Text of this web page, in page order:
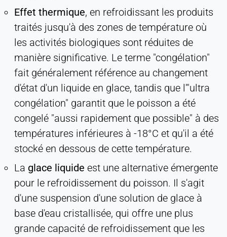
Effet thermique, en refroidissant les produits
traités jusqu'à des zones de température où
les activités biologiques sont réduites de
manière significative. Le terme "congélation"
fait généralement référence au changement
d'état d'un liquide en glace, tandis que l'"ultra
congélation" garantit que le poisson a été
congelé "aussi rapidement que possible" à des
températures inférieures à -18°C et qu'il a été
stocké en dessous de cette température.
La glace liquide est une alternative émergente
pour le refroidissement du poisson. Il s'agit
d'une suspension d'une solution de glace à
base d'eau cristallisée, qui offre une plus
grande capacité de refroidissement que les